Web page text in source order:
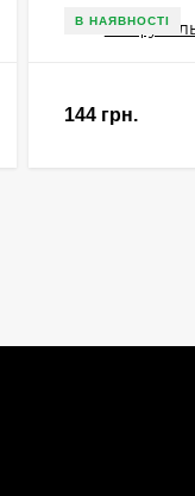
В НАЯВНОСТІ
144 грн.